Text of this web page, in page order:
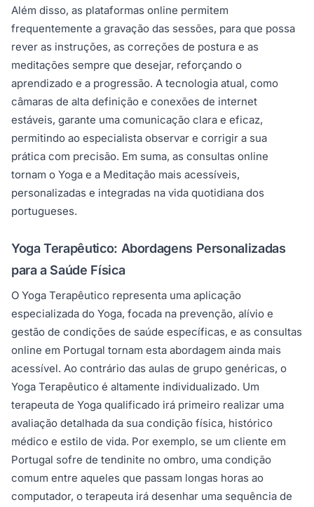
Além disso, as plataformas online permitem
frequentemente a gravação das sessões, para que possa
rever as instruções, as correções de postura e as
meditações sempre que desejar, reforçando o
aprendizado e a progressão. A tecnologia atual, como
câmaras de alta definição e conexões de internet
estáveis, garante uma comunicação clara e eficaz,
permitindo ao especialista observar e corrigir a sua
prática com precisão. Em suma, as consultas online
tornam o Yoga e a Meditação mais acessíveis,
personalizadas e integradas na vida quotidiana dos
portugueses.
Yoga Terapêutico: Abordagens Personalizadas
para a Saúde Física
O Yoga Terapêutico representa uma aplicação
especializada do Yoga, focada na prevenção, alívio e
gestão de condições de saúde específicas, e as consultas
online em Portugal tornam esta abordagem ainda mais
acessível. Ao contrário das aulas de grupo genéricas, o
Yoga Terapêutico é altamente individualizado. Um
terapeuta de Yoga qualificado irá primeiro realizar uma
avaliação detalhada da sua condição física, histórico
médico e estilo de vida. Por exemplo, se um cliente em
Portugal sofre de tendinite no ombro, uma condição
comum entre aqueles que passam longas horas ao
computador, o terapeuta irá desenhar uma sequência de